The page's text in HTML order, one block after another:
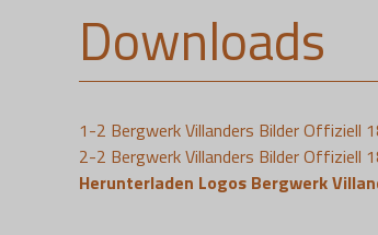
Downloads
1-2 Bergwerk Villanders Bilder Offiziell
2-2 Bergwerk Villanders Bilder Offiziell
Herunterladen Logos Bergwerk